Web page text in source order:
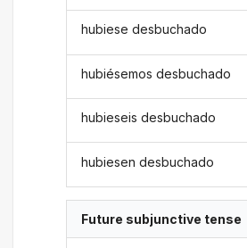
hubiese desbuchado
hubiésemos desbuchado
hubieseis desbuchado
hubiesen desbuchado
Future subjunctive tense